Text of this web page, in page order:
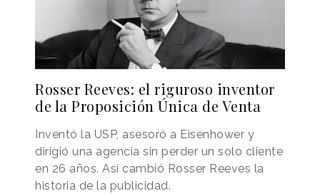
Rosser Reeves: el riguroso inventor
de la Proposición Única de Venta
Inventó la USP, asesoró a Eisenhower y
dirigió una agencia sin perder un solo cliente
en 26 años. Así cambió Rosser Reeves la
historia de la publicidad.